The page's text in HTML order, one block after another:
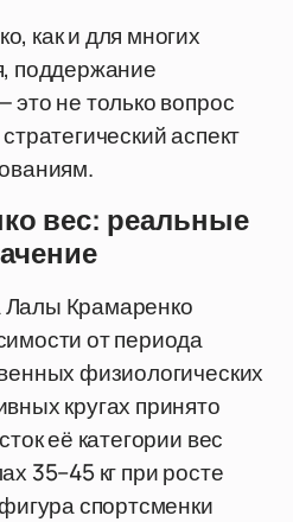
как и для многих
поддержание
это не только вопрос
аспект
вес: реальные
Крамаренко
от периода
физиологических
кругах принято
её категории вес
35–45 кг при росте
спортсменки